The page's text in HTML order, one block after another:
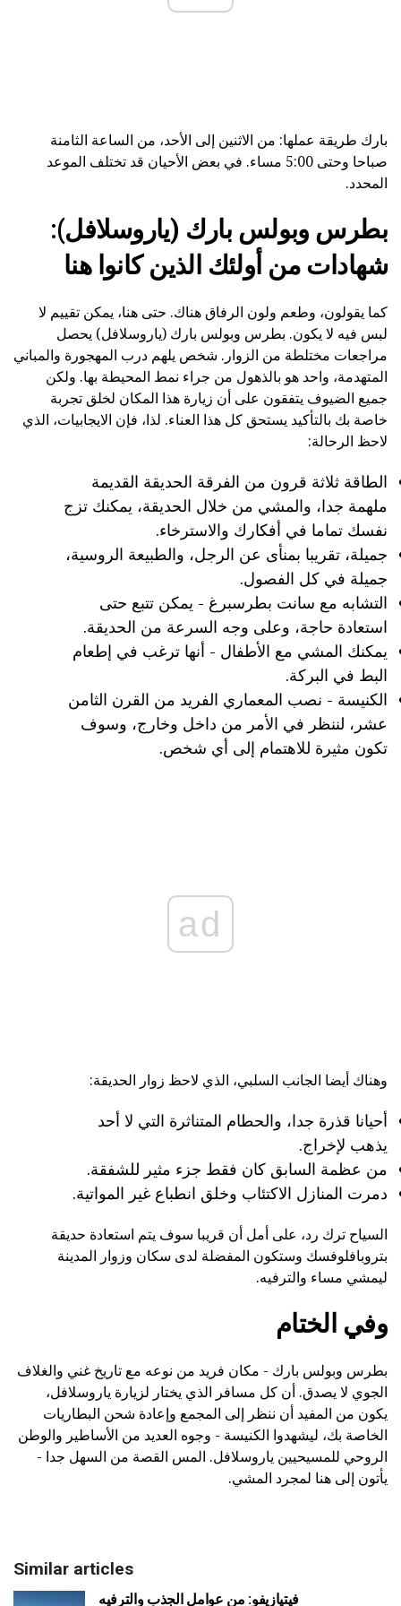
بارك طريقة عملها: من الاثنين إلى الأحد، من الساعة الثامنة
صباحا وحتى 5:00 مساء. في بعض الأحيان قد تختلف الموعد
المحدد.
بطرس وبولس بارك (ياروسلافل):
شهادات من أولئك الذين كانوا هنا
كما يقولون، وطعم ولون الرفاق هناك. حتى هنا، يمكن تقييم لا
لبس فيه لا يكون. بطرس وبولس بارك (ياروسلافل) يحصل
مراجعات مختلطة من الزوار. شخص يلهم درب المهجورة والمباني
المتهدمة، واحد هو بالذهول من جراء نمط المحيطة بها. ولكن
جميع الضيوف يتفقون على أن زيارة هذا المكان لخلق تجربة
خاصة بك بالتأكيد يستحق كل هذا العناء. لذا، فإن الايجابيات، الذي
لاحظ الرحالة:
الطاقة ثلاثة قرون من الفرقة الحديقة القديمة
ملهمة جدا، والمشي من خلال الحديقة، يمكنك تزج
نفسك تماما في أفكارك والاسترخاء.
جميلة، تقريبا بمنأى عن الرجل، والطبيعة الروسية،
جميلة في كل الفصول.
التشابه مع سانت بطرسبرغ - يمكن تتبع حتى
استعادة حاجة، وعلى وجه السرعة من الحديقة.
يمكنك المشي مع الأطفال - أنها ترغب في إطعام
البط في البركة.
الكنيسة - نصب المعماري الفريد من القرن الثامن
عشر، لننظر في الأمر من داخل وخارج، وسوف
تكون مثيرة للاهتمام إلى أي شخص.
ad
وهناك أيضا الجانب السلبي، الذي لاحظ زوار الحديقة:
أحيانا قذرة جدا، والحطام المتناثرة التي لا أحد
يذهب لإخراج.
من عظمة السابق كان فقط جزء مثير للشفقة.
دمرت المنازل الاكتئاب وخلق انطباع غير المواتية.
السياح ترك رد، على أمل أن قريبا سوف يتم استعادة حديقة
بتروبافلوفسك وستكون المفضلة لدى سكان وزوار المدينة
ليمشي مساء والترفيه.
وفي الختام
بطرس وبولس بارك - مكان فريد من نوعه مع تاريخ غني والغلاف
الجوي لا يصدق. أن كل مسافر الذي يختار لزيارة ياروسلافل،
يكون من المفيد أن ننظر إلى المجمع وإعادة شحن البطاريات
الخاصة بك، ليشهدوا الكنيسة - وجوه العديد من الأساطير والوطن
الروحي للمسيحيين ياروسلافل. المس القصة من السهل جدا -
يأتون إلى هنا لمجرد المشي.
Similar articles
فيتيازيفو: من عوامل الجذب والترفيه